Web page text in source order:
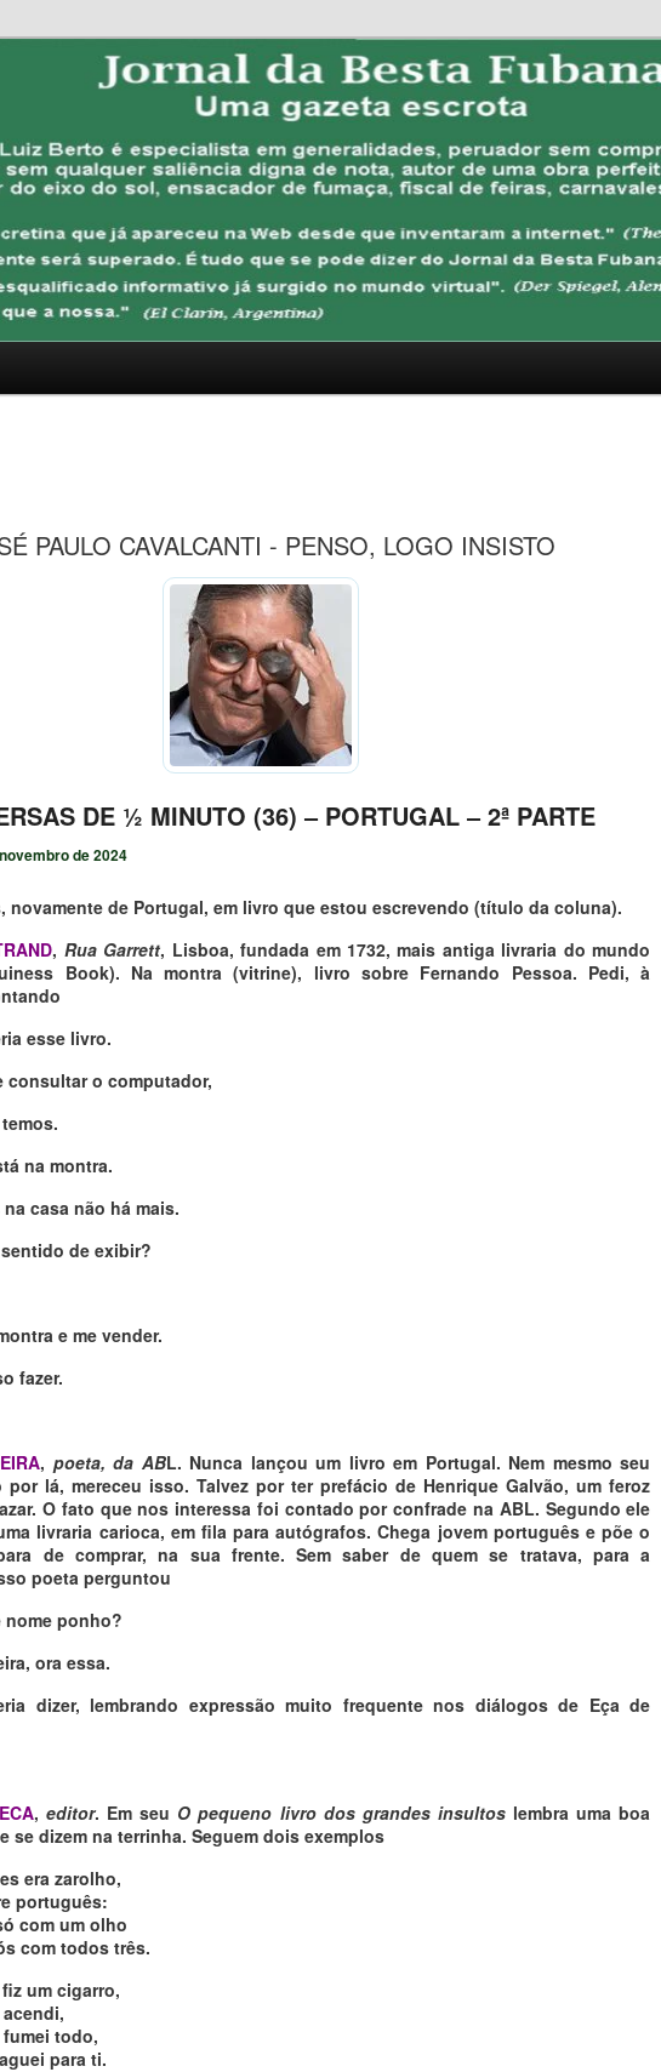
PAULO CAVALCANTI - PENSO, LOGO INSISTO
DE ½ MINUTO (36) ‒ PORTUGAL ‒ 2ª PARTE
de 2024
novamente de Portugal, em livro que estou escrevendo (título da coluna).
, Rua Garrett, Lisboa, fundada em 1732, mais antiga livraria do mundo
Book). Na montra (vitrine), livro sobre Fernando Pessoa. Pedi, à
esse livro.
consultar o computador,
na montra.
casa não há mais.
de exibir?
e me vender.
fazer.
, poeta, da ABL. Nunca lançou um livro em Portugal. Nem mesmo seu
por lá, mereceu isso. Talvez por ter prefácio de Henrique Galvão, um feroz
O fato que nos interessa foi contado por confrade na ABL. Segundo ele
livraria carioca, em fila para autógrafos. Chega jovem português e põe o
de comprar, na sua frente. Sem saber de quem se tratava, para a
poeta perguntou
nome ponho?
ora essa.
dizer, lembrando expressão muito frequente nos diálogos de Eça de
, editor. Em seu O pequeno livro dos grandes insultoslembra uma boa
se dizem na terrinha. Seguem dois exemplos
era zarolho,
português:
com um olho
com todos três.
um cigarro,
todo,
para ti.